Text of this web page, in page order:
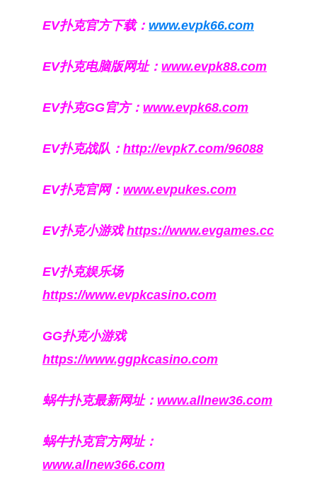
EV扑克官方下载： www.evpk66.com
EV扑克电脑版网址： www.evpk88.com
EV扑克GG官方： www.evpk68.com
EV扑克战队： http://evpk7.com/96088
EV扑克官网： www.evpukes.com
EV扑克小游戏https://www.evgames.cc
EV扑克娱乐场
https://www.evpkcasino.com
GG扑克小游戏
https://www.ggpkcasino.com
蜗牛扑克最新网址： www.allnew36.com
蜗牛扑克官方网址：
www.allnew366.com